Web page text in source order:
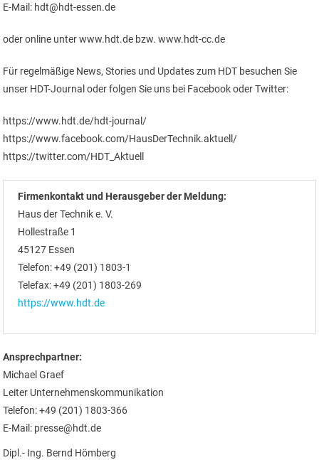
E-Mail: hdt@hdt-essen.de
oder online unter www.hdt.de bzw. www.hdt-cc.de
Für regelmäßige News, Stories und Updates zum HDT besuchen Sie
unser HDT-Journal oder folgen Sie uns bei Facebook oder Twitter:
https://www.hdt.de/hdt-journal/
https://www.facebook.com/HausDerTechnik.aktuell/
https://twitter.com/HDT_Aktuell
Firmenkontakt und Herausgeber der Meldung:
Haus der Technik e. V.
Hollestraße 1
45127 Essen
Telefon: +49 (201) 1803-1
Telefax: +49 (201) 1803-269
https://www.hdt.de
Ansprechpartner:
Michael Graef
Leiter Unternehmenskommunikation
Telefon: +49 (201) 1803-366
E-Mail: presse@hdt.de
Dipl.- Ing. Bernd Hömberg